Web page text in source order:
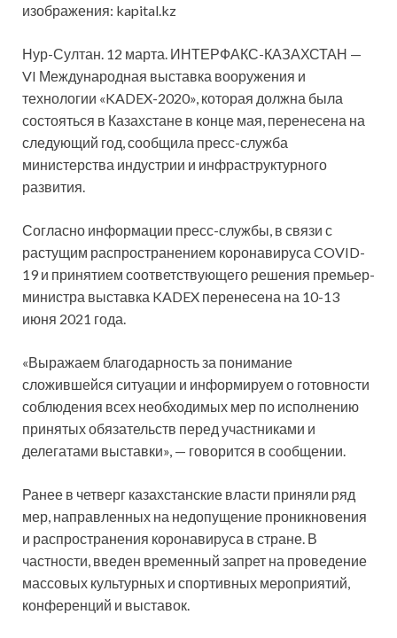
изображения: kapital.kz
Нур-Султан. 12 марта. ИНТЕРФАКС-КАЗАХСТАН —
VI Международная выставка вооружения и
технологии «KADEX-2020», которая должна была
состояться в Казахстане в конце мая, перенесена на
следующий год, сообщила пресс-служба
министерства индустрии и инфраструктурного
развития.
Согласно информации пресс-службы, в связи с
растущим распространением коронавируса COVID-
19 и принятием соответствующего решения премьер-
министра выставка KADEX перенесена на 10-13
июня 2021 года.
«Выражаем благодарность за понимание
сложившейся ситуации и информируем о готовности
соблюдения всех необходимых мер по исполнению
принятых обязательств перед участниками и
делегатами выставки», — говорится в сообщении.
Ранее в четверг казахстанские власти приняли ряд
мер, направленных на недопущение проникновения
и распространения коронавируса в стране. В
частности, введен временный запрет на проведение
массовых культурных и спортивных мероприятий,
конференций и выставок.